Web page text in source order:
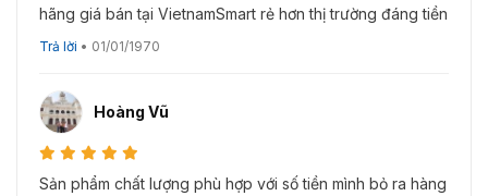
hãng giá bán tại VietnamSmart rẻ hơn thị trường đáng tiền
Trả lời • 01/01/1970
Hoàng Vũ
Sản phẩm chất lượng phù hợp với số tiền mình bỏ ra hàng